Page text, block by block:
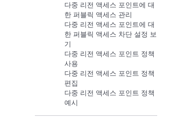
다중 리전 액세스 포인트에 대
한 퍼블릭 액세스 관리
다중 리전 액세스 포인트에 대
한 퍼블릭 액세스 차단 설정 보
기
다중 리전 액세스 포인트 정책
사용
다중 리전 액세스 포인트 정책
편집
다중 리전 액세스 포인트 정책
예시